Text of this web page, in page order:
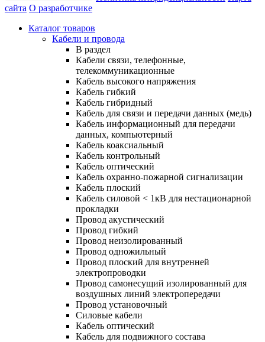
сайта О разработчике
Каталог товаров
Кабели и провода
В раздел
Кабели связи, телефонные,
телекоммуникационные
Кабель высокого напряжения
Кабель гибкий
Кабель гибридный
Кабель для связи и передачи данных (медь)
Кабель информационный для передачи
данных, компьютерный
Кабель коаксиальный
Кабель контрольный
Кабель оптический
Кабель охранно-пожарной сигнализации
Кабель плоский
Кабель силовой < 1кВ для нестационарной
прокладки
Провод акустический
Провод гибкий
Провод неизолированный
Провод одножильный
Провод плоский для внутренней
электропроводки
Провод самонесущий изолированный для
воздушных линий электропередачи
Провод установочный
Силовые кабели
Кабель оптический
Кабель для подвижного состава